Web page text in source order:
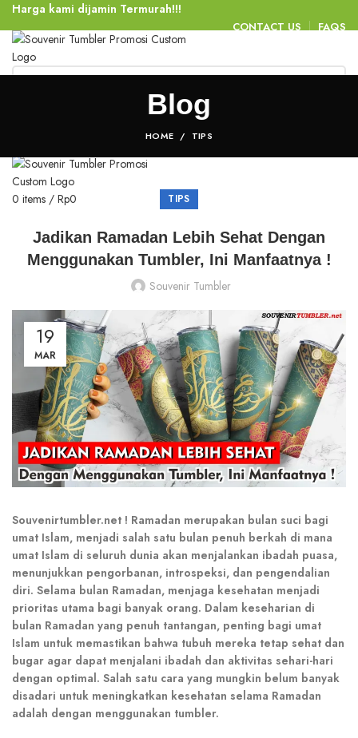
Harga kami dijamin Termurah!!!
CONTACT US FAQS
0 items / Rp0
Blog
HOME TIPS
TIPS
Jadikan Ramadan Lebih Sehat Dengan
Menggunakan Tumbler, Ini Manfaatnya !
Souvenir Tumbler
19
MAR
Souvenirtumbler.net ! Ramadan merupakan bulan suci bagi
umat Islam, menjadi salah satu bulan penuh berkah di mana
umat Islam di seluruh dunia akan menjalankan ibadah puasa,
menunjukkan pengorbanan, introspeksi, dan pengendalian
diri. Selama bulan Ramadan, menjaga kesehatan menjadi
prioritas utama bagi banyak orang. Dalam keseharian di
bulan Ramadan yang penuh tantangan, penting bagi umat
Islam untuk memastikan bahwa tubuh mereka tetap sehat dan
bugar agar dapat menjalani ibadah dan aktivitas sehari-hari
dengan optimal. Salah satu cara yang mungkin belum banyak
disadari untuk meningkatkan kesehatan selama Ramadan
adalah dengan menggunakan tumbler.